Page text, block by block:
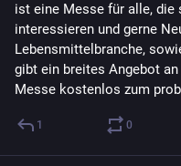
ist eine Messe für alle, die
interessieren und gerne
Lebensmittelbranche,
gibt ein breites Angebot an
Messe kostenlos zum
1 0